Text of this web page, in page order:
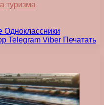
туризма
Одноклассники
Telegram Viber Печатать